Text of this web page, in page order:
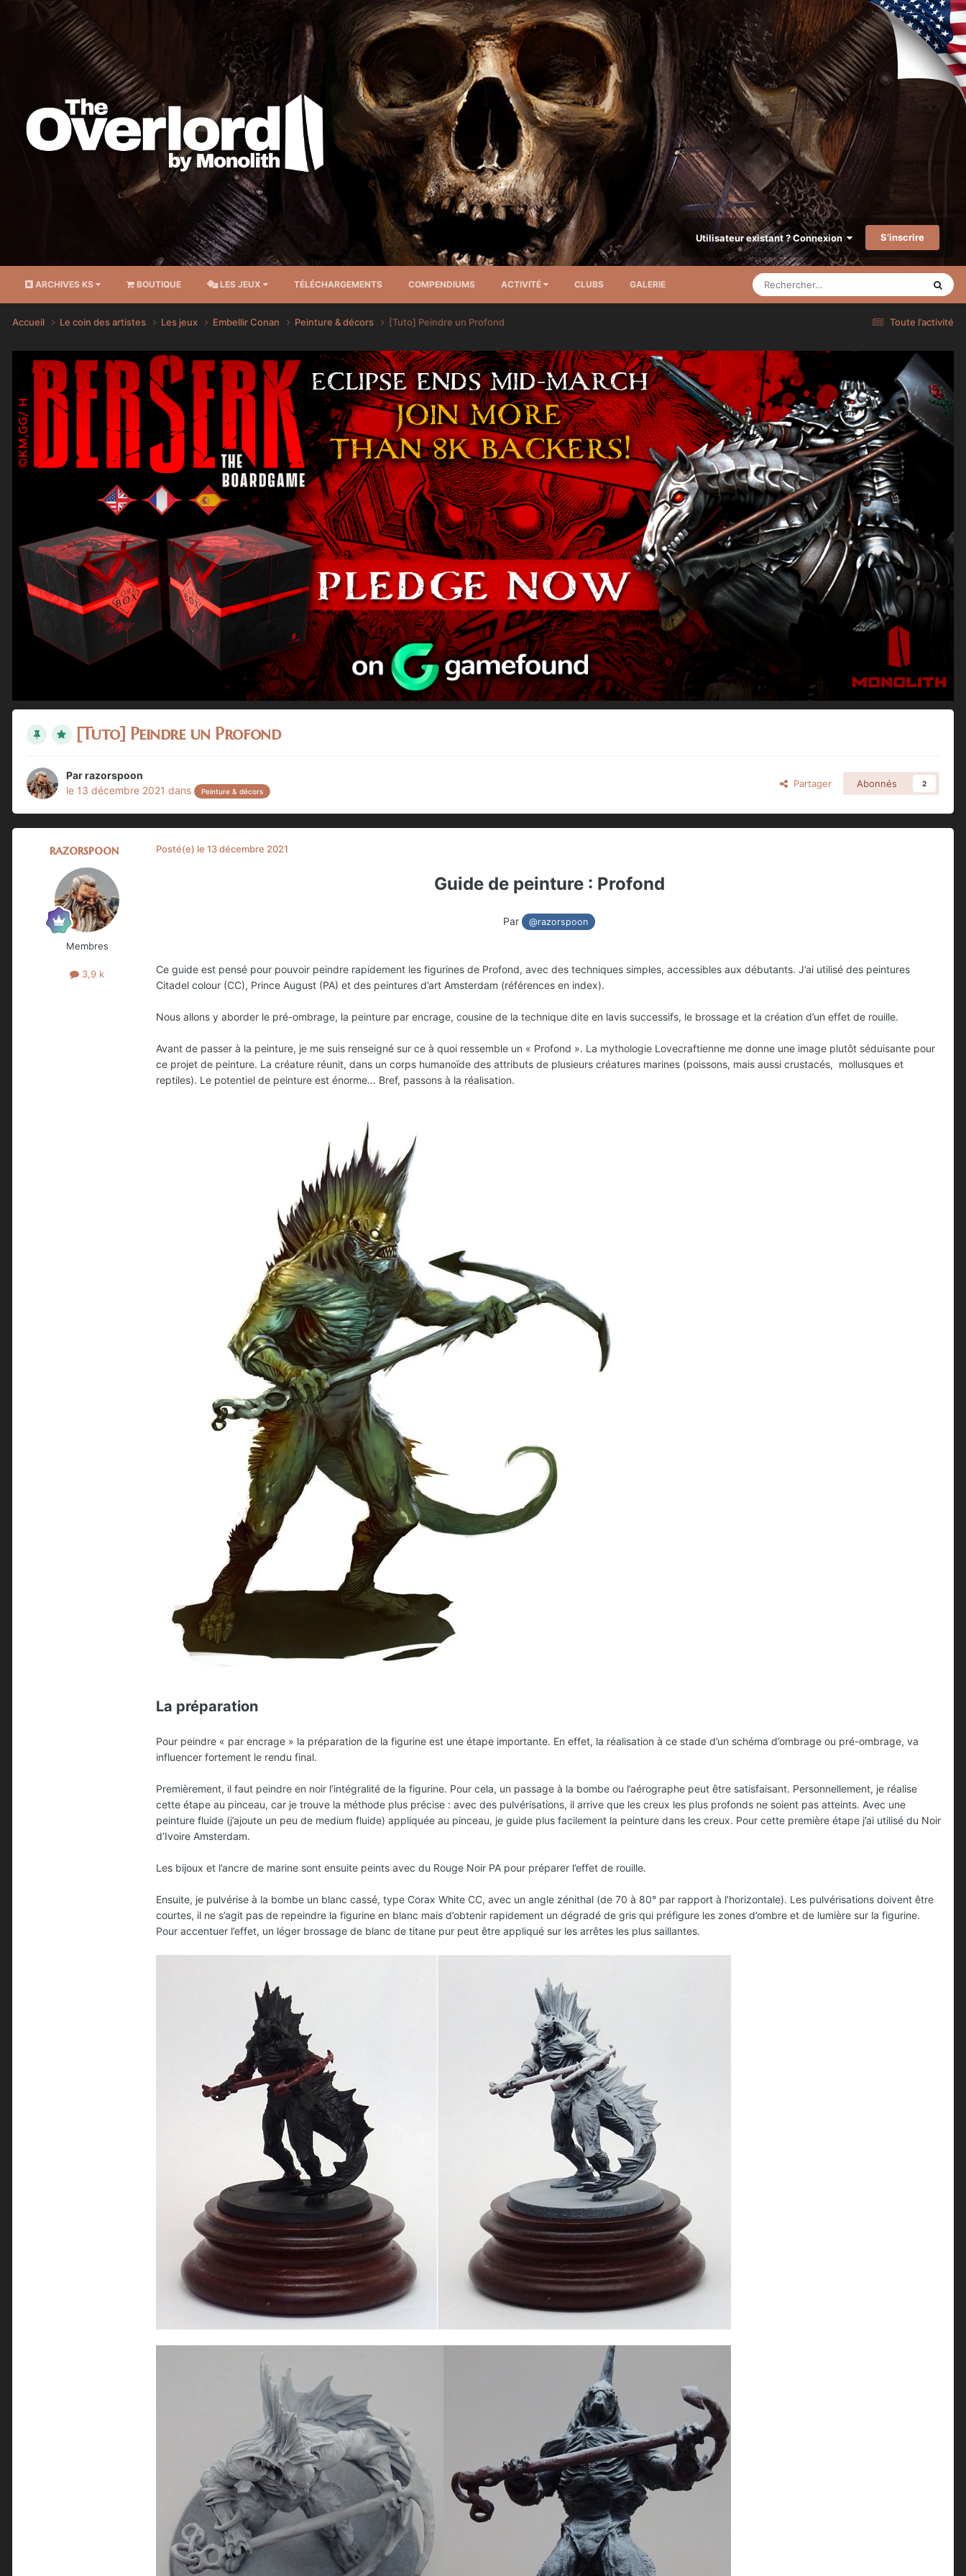
Utilisateur existant ? Connexion S’inscrire
ARCHIVES KS BOUTIQUE LES JEUX TÉLÉCHARGEMENTS COMPENDIUMS ACTIVITÉ CLUBS GALERIE
Toute l’activité
Accueil Le coin des artistes Les jeux Embellir Conan Peinture & décors [Tuto] Peindre un Profond
[Tuto] Peindre un Profond
Parrazorspoon
le 13 décembre 2021 dans Peinture & décors
Partager Abonnés 2
razorspoon
Membres
3,9 k
Posté(e) le 13 décembre 2021
Guide de peinture : Profond
Par @razorspoon
Ce guide est pensé pour pouvoir peindre rapidement les figurines de Profond, avec des techniques simples, accessibles aux débutants. J’ai utilisé des peintures
Citadel colour (CC), Prince August (PA) et des peintures d’art Amsterdam (références en index).
Nous allons y aborder le pré-ombrage, la peinture par encrage, cousine de la technique dite en lavis successifs, le brossage et la création d’un effet de rouille.
Avant de passer à la peinture, je me suis renseigné sur ce à quoi ressemble un « Profond ». La mythologie Lovecraftienne me donne une image plutôt séduisante pour
ce projet de peinture. La créature réunit, dans un corps humanoïde des attributs de plusieurs créatures marines (poissons, mais aussi crustacés, mollusques et
reptiles). Le potentiel de peinture est énorme… Bref, passons à la réalisation.
La préparation
Pour peindre « par encrage » la préparation de la figurine est une étape importante. En effet, la réalisation à ce stade d’un schéma d’ombrage ou pré-ombrage, va
influencer fortement le rendu final.
Premièrement, il faut peindre en noir l’intégralité de la figurine. Pour cela, un passage à la bombe ou l’aérographe peut être satisfaisant. Personnellement, je réalise
cette étape au pinceau, car je trouve la méthode plus précise : avec des pulvérisations, il arrive que les creux les plus profonds ne soient pas atteints. Avec une
peinture fluide (j’ajoute un peu de medium fluide) appliquée au pinceau, je guide plus facilement la peinture dans les creux. Pour cette première étape j’ai utilisé du Noir
d’Ivoire Amsterdam.
Les bijoux et l’ancre de marine sont ensuite peints avec du Rouge Noir PA pour préparer l’effet de rouille.
Ensuite, je pulvérise à la bombe un blanc cassé, type Corax White CC, avec un angle zénithal (de 70 à 80° par rapport à l’horizontale). Les pulvérisations doivent être
courtes, il ne s’agit pas de repeindre la figurine en blanc mais d’obtenir rapidement un dégradé de gris qui préfigure les zones d’ombre et de lumière sur la figurine.
Pour accentuer l’effet, un léger brossage de blanc de titane pur peut être appliqué sur les arrêtes les plus saillantes.